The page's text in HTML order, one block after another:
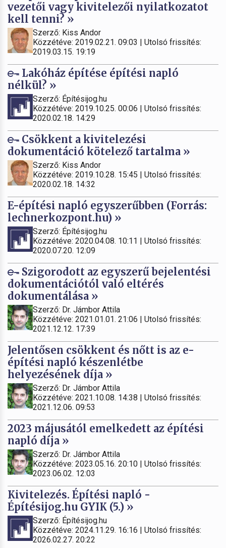
vezetői vagy kivitelezői nyilatkozatot
kell tenni? »
Szerző: Kiss Andor
Közzétéve: 2019.02.21. 09:03 | Utolsó frissítés:
2019.03.15. 19:19
Lakóház építése építési napló
nélkül? »
Szerző: Építésijog.hu
Közzétéve: 2019.10.25. 00:06 | Utolsó frissítés:
2020.02.18. 14:29
Csökkent a kivitelezési
dokumentáció kötelező tartalma »
Szerző: Kiss Andor
Közzétéve: 2019.10.28. 15:45 | Utolsó frissítés:
2020.02.18. 14:32
E-építési napló egyszerűbben (Forrás:
lechnerkozpont.hu) »
Szerző: Építésijog.hu
Közzétéve: 2020.04.08. 10:11 | Utolsó frissítés:
2020.07.20. 12:09
Szigorodott az egyszerű bejelentési
dokumentációtól való eltérés
dokumentálása »
Szerző: Dr. Jámbor Attila
Közzétéve: 2021.01.01. 21:06 | Utolsó frissítés:
2021.12.12. 17:39
Jelentősen csökkent és nőtt is az e-
építési napló készenlétbe
helyezésének díja »
Szerző: Dr. Jámbor Attila
Közzétéve: 2021.10.08. 14:38 | Utolsó frissítés:
2021.12.06. 09:53
2023 májusától emelkedett az építési
napló díja »
Szerző: Dr. Jámbor Attila
Közzétéve: 2023.05.16. 20:10 | Utolsó frissítés:
2023.06.02. 12:03
Kivitelezés. Építési napló -
Építésijog.hu GYIK (5.) »
Szerző: Építésijog.hu
Közzétéve: 2024.11.29. 16:16 | Utolsó frissítés:
2026.02.27. 20:22